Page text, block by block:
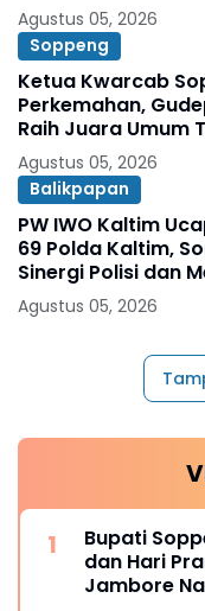
Agustus 05, 2026
Soppeng
Ketua Kwarcab
Perkemahan,
Raih Juara Umum
Agustus 05, 2026
Balikpapan
PW IWO Kaltim
69 Polda Kaltim,
Sinergi Polisi dan
Agustus 05, 2026
Bupati
dan Hari
Jambore